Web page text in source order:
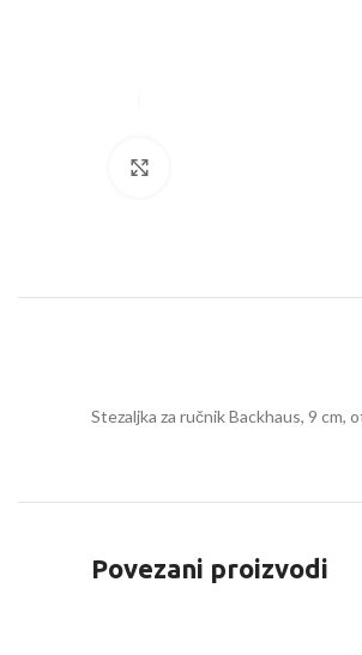
Stezaljka za ručnik Backhaus, 9 cm,
Povezani proizvodi